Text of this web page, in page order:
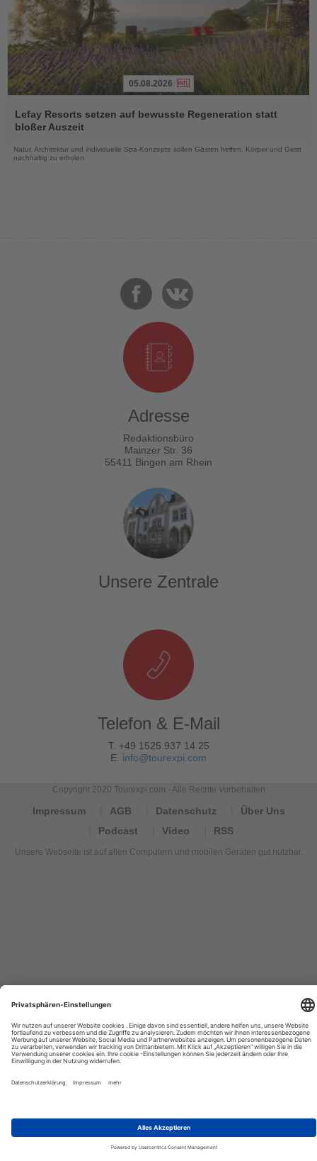
Sie
die
05.08.2026
Lefay Resorts setzen auf bewusste Regeneration statt
bloßer Auszeit
Natur, Architektur und individuelle Spa-Konzepte sollen Gästen helfen, Körper und Geist
nachhaltig zu erholen
Adresse
Redaktionsbüro
Mainzer Str. 36
55411 Bingen am Rhein
Unsere Zentrale
Telefon & E-Mail
T. +49 1525 937 14 25
E. info@tourexpi.com
Copyright 2020 Tourexpi.com - Alle Rechte Vorbehalten
Impressum AGB Datenschutz
Über Uns
Podcast
Video RSS
Unsere Webseite ist auf allen Computern und mobilen Geräten gut nutzbar.
Nachrichten,
новости
туризма,
travel
tourism
news,
news,
Urlaub,